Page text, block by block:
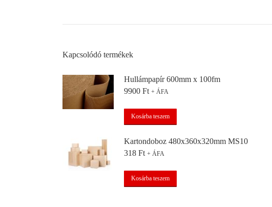
Kapcsolódó termékek
Hullámpapír 600mm x 100fm
9900 Ft + ÁFA
Kosárba teszem
Kartondoboz 480x360x320mm MS10
318 Ft + ÁFA
Kosárba teszem